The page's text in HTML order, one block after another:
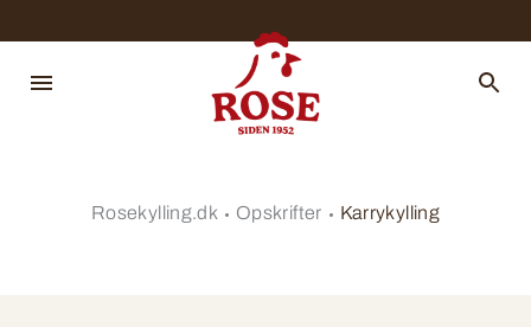
Rosekylling.dk Opskrifter Karrykylling